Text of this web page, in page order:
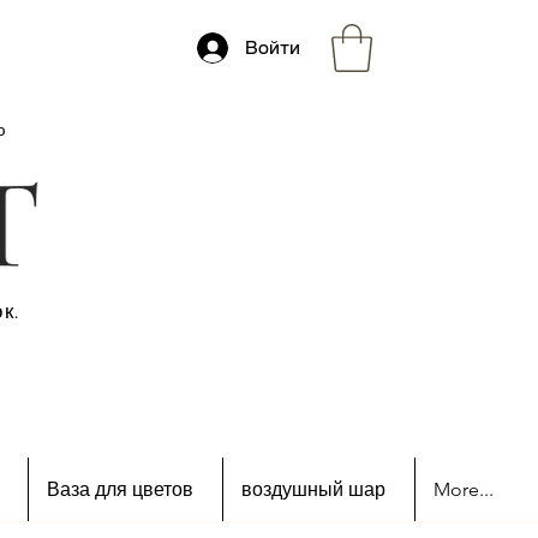
Войти
Ваза для цветов воздушный шар More...